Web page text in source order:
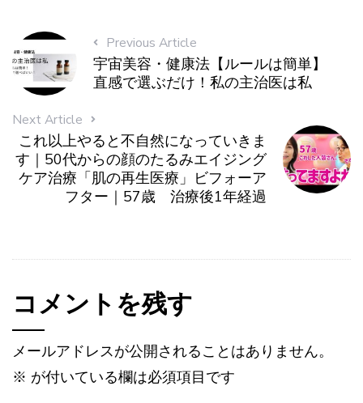
Previous Article
宇宙美容・健康法【ルールは簡単】
直感で選ぶだけ！私の主治医は私
Next Article
これ以上やると不自然になっていきま
す｜50代からの顔のたるみエイジング
ケア治療「肌の再生医療」ビフォーア
フター｜57歳 治療後1年経過
コメントを残す
メールアドレスが公開されることはありません。
※ が付いている欄は必須項目です